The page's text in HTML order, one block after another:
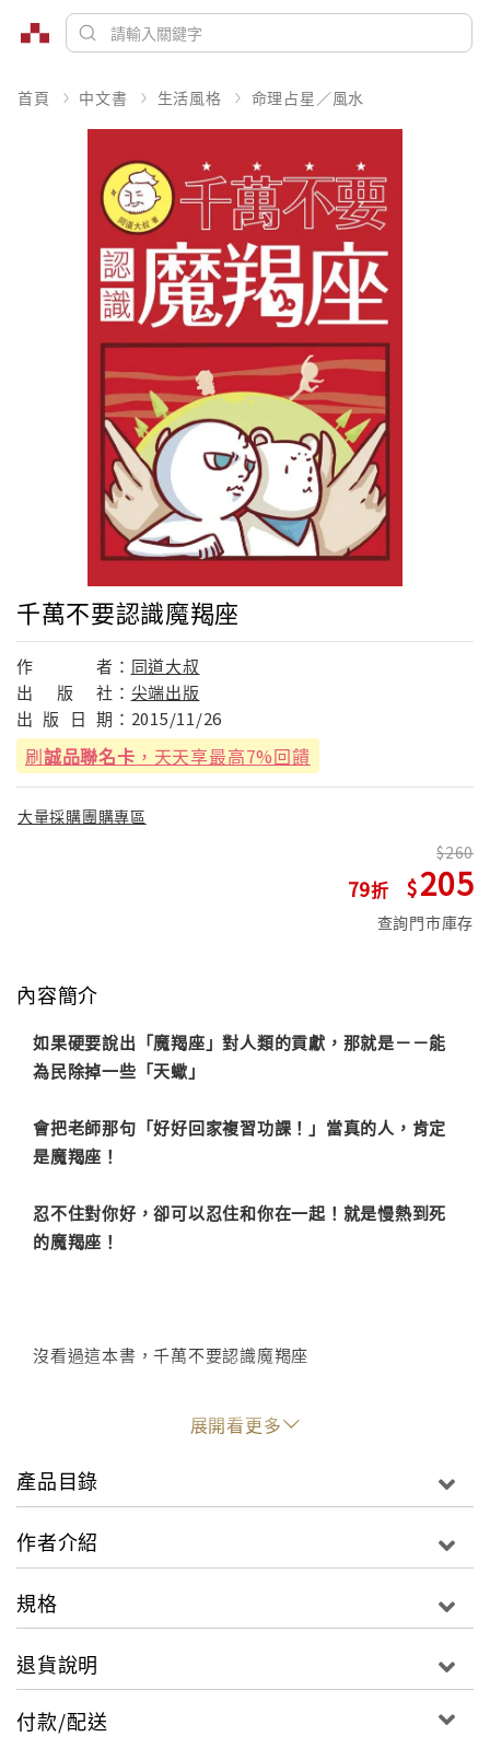
首頁 中文書 生活風格 命理占星／風水
千萬不要認識魔羯座
作 者： 同道大叔
出
版 社： 尖端出版
出 版 日 期： 2015/11/26
刷誠品聯名卡 ，天天享最高7%回饋
大量採購團購專區
79
260
205
查詢門市庫存
內容簡介
如果硬要說出「魔羯座」對人類的貢獻，那就是－－能
為民除掉一些「天蠍」
會把老師那句「好好回家複習功課！」當真的人，肯定
是魔羯座！
忍不住對你好，卻可以忍住和你在一起！就是慢熱到死
的魔羯座！
沒看過這本書，千萬不要認識魔羯座
上市一個月，創下20萬冊銷量，登上大陸各大圖書暢銷
榜第一名的
網路最夯爆笑星座漫畫！正式登台！！
不同於微博的全新創作，完整收錄「戀愛篇」‧「朋友
篇」‧「同事篇」‧「魔羯與12星座互動篇」
展開看更多
產品目錄
作者介紹
規格
退貨說明
付款/配送